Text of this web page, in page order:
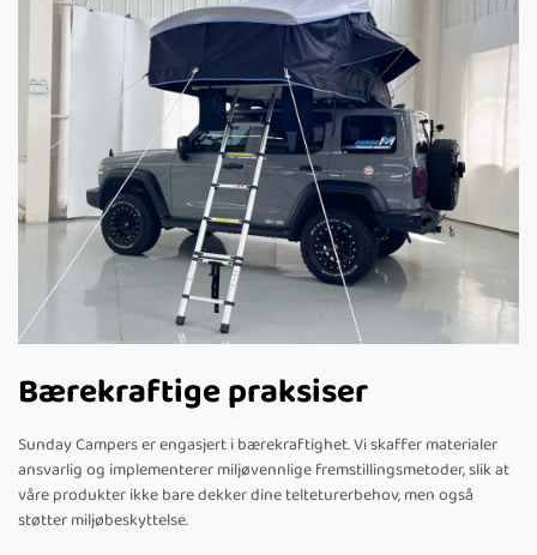
Bærekraftige praksiser
Sunday Campers er engasjert i bærekraftighet. Vi skaffer materialer
ansvarlig og implementerer miljøvennlige fremstillingsmetoder, slik at
våre produkter ikke bare dekker dine telteturerbehov, men også
støtter miljøbeskyttelse.